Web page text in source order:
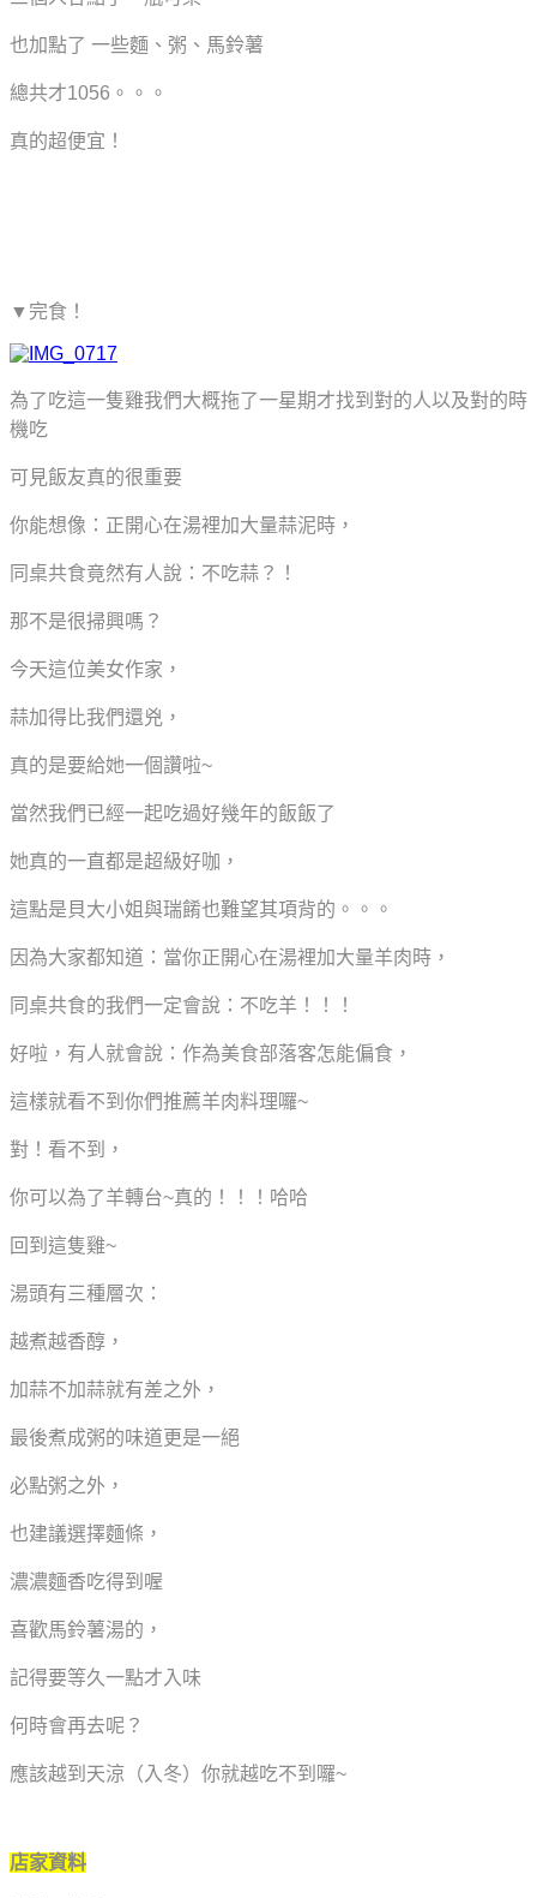
也加點了 一些麵、粥、馬鈴薯
總共才1056。。。
真的超便宜！
▼完食！
為了吃這一隻雞我們大概拖了一星期才找到對的人以及對的時
機吃
可見飯友真的很重要
你能想像：正開心在湯裡加大量蒜泥時，
同桌共食竟然有人說：不吃蒜？！
那不是很掃興嗎？
今天這位美女作家，
蒜加得比我們還兇，
真的是要給她一個讚啦~
當然我們已經一起吃過好幾年的飯飯了
她真的一直都是超級好咖，
這點是貝大小姐與瑞餚也難望其項背的。。。
因為大家都知道：當你正開心在湯裡加大量羊肉時，
同桌共食的我們一定會說：不吃羊！！！
好啦，有人就會說：作為美食部落客怎能偏食，
這樣就看不到你們推薦羊肉料理囉~
對！看不到，
你可以為了羊轉台~真的！！！哈哈
回到這隻雞~
湯頭有三種層次：
越煮越香醇，
加蒜不加蒜就有差之外，
最後煮成粥的味道更是一絕
必點粥之外，
也建議選擇麵條，
濃濃麵香吃得到喔
喜歡馬鈴薯湯的，
記得要等久一點才入味
何時會再去呢？
應該越到天涼（入冬）你就越吃不到囉~
店家資料